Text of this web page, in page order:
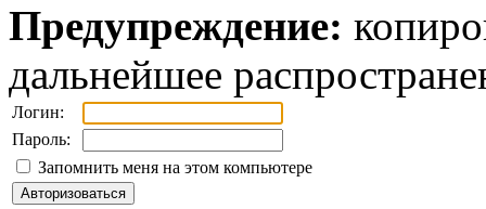
Предупреждение:
дальнейшее
Логин:
Пароль:
Запомнить меня на этом компьютере